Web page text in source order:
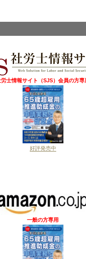
労士情報サイト（SJS）会員の方専
好評発売中
一般の方専用